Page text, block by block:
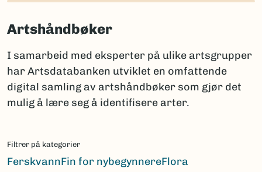
Artshåndbøker
I samarbeid med eksperter på ulike artsgrupper
har Artsdatabanken utviklet en omfattende
digital samling av artshåndbøker som gjør det
mulig å lære seg å identifisere arter.
Filtrer på kategorier
FerskvannFin for nybegynnereFlora